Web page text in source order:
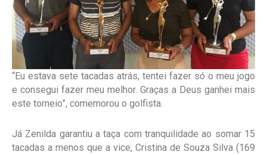
“Eu estava sete tacadas atrás, tentei fazer só o meu jogo
e consegui fazer meu melhor. Graças a Deus ganhei mais
este torneio”, comemorou o golfista.
Já Zenilda garantiu a taça com tranquilidade ao somar 15
tacadas a menos que a vice, Cristina de Souza Silva (169